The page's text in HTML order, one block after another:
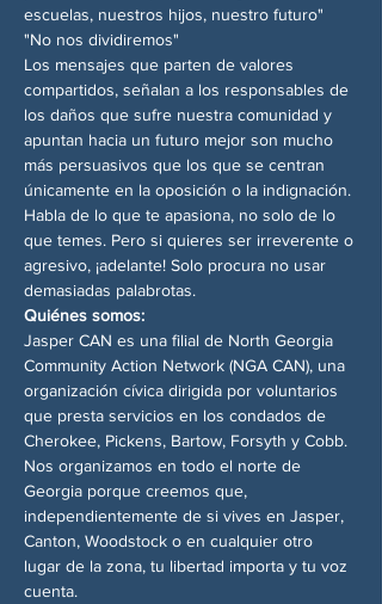
escuelas, nuestros hijos, nuestro futuro"
"No nos dividiremos"
Los mensajes que parten de valores
compartidos, señalan a los responsables de
los daños que sufre nuestra comunidad y
apuntan hacia un futuro mejor son mucho
más persuasivos que los que se centran
únicamente en la oposición o la indignación.
Habla de lo que te apasiona, no solo de lo
que temes. Pero si quieres ser irreverente o
agresivo, ¡adelante! Solo procura no usar
demasiadas palabrotas.
Quiénes somos:
Jasper CAN es una filial de North Georgia
Community Action Network (NGA CAN), una
organización cívica dirigida por voluntarios
que presta servicios en los condados de
Cherokee, Pickens, Bartow, Forsyth y Cobb.
Nos organizamos en todo el norte de
Georgia porque creemos que,
independientemente de si vives en Jasper,
Canton, Woodstock o en cualquier otro
lugar de la zona, tu libertad importa y tu voz
cuenta.